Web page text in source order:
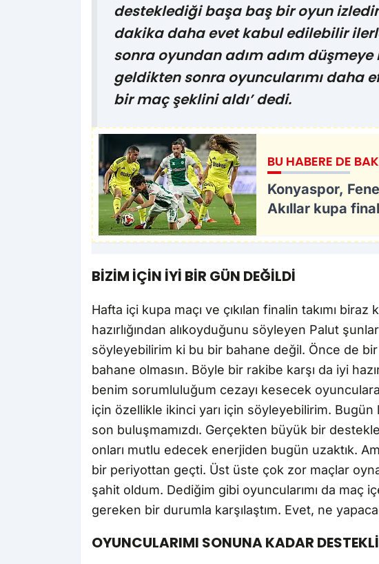
desteklediği başa baş bir oyun
dakika daha evet kabul edilebilir
sonra oyundan adım adım düşmeye
geldikten sonra oyuncularımı daha
bir maç şeklini aldı’ dedi.
BU HABERE DE BAK
Konyaspor,
Akıllar kupa
BİZİM İÇİN İYİ BİR GÜN DEĞİLDİ
Hafta içi kupa maçı ve çıkılan finalin takımı
hazırlığından alıkoyduğunu söyleyen Palut
söyleyebilirim ki bu bir bahane değil. Önce de
bahane olmasın. Böyle bir rakibe karşı da iyi
benim sorumluluğum cezayı kesecek
için özellikle ikinci yarı için söyleyebilirim. Bugün
son buluşmamızdı. Gerçekten büyük bir
onları mutlu edecek enerjiden bugün uzaktık.
bir periyottan geçti. Üst üste çok zor maçlar
şahit oldum. Dediğim gibi oyuncularımı da maç
gereken bir durumla karşılaştım. Evet, ne
OYUNCULARIMI SONUNA KADAR